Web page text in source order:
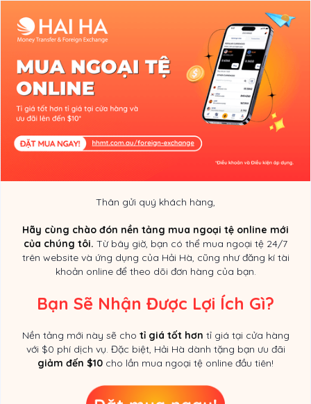
Thân gửi quý khách hàng,
Hãy cùng chào đón nền tảng mua ngoại tệ online mới
của chúng tôi. Từ bây giờ, bạn có thể mua ngoại tệ 24/7
trên website và ứng dụng của Hải Hà, cũng như đăng kí tài
khoản online để theo dõi đơn hàng của bạn.
Bạn Sẽ Nhận Được Lợi Ích Gì?
Nền tảng mới này sẽ cho tỉ giá tốt hơn tỉ giá tại cửa hàng
với $0 phí dịch vụ. Đặc biệt, Hải Hà dành tặng bạn ưu đãi
giảm đến $10 cho lần mua ngoại tệ online đầu tiên!